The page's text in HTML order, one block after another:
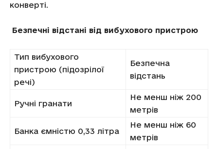
конверті.
Безпечні відстані від вибухового пристрою
Тип вибухового
пристрою (підозрілої
речі)
Безпечна
відстань
Ручні гранати
Не менш ніж 200
метрів
Банка ємністю 0,33 літра
Не менш ніж 60
метрів